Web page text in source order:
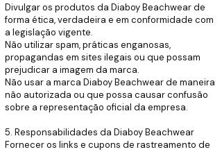
Divulgar os produtos da Diaboy Beachwear de
forma ética, verdadeira e em conformidade com
a legislação vigente.
Não utilizar spam, práticas enganosas,
propagandas em sites ilegais ou que possam
prejudicar a imagem da marca.
Não usar a marca Diaboy Beachwear de maneira
não autorizada ou que possa causar confusão
sobre a representação oficial da empresa.
5. Responsabilidades da Diaboy Beachwear
Fornecer os links e cupons de rastreamento de